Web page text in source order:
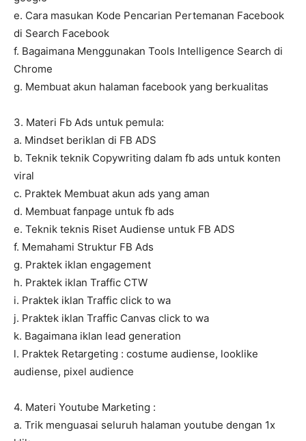
e. Cara masukan Kode Pencarian Pertemanan Facebook
di Search Facebook
f. Bagaimana Menggunakan Tools Intelligence Search di
Chrome
g. Membuat akun halaman facebook yang berkualitas
3. Materi Fb Ads untuk pemula:
a. Mindset beriklan di FB ADS
b. Teknik teknik Copywriting dalam fb ads untuk konten
viral
c. Praktek Membuat akun ads yang aman
d. Membuat fanpage untuk fb ads
e. Teknik teknis Riset Audiense untuk FB ADS
f. Memahami Struktur FB Ads
g. Praktek iklan engagement
h. Praktek iklan Traffic CTW
i. Praktek iklan Traffic click to wa
j. Praktek iklan Traffic Canvas click to wa
k. Bagaimana iklan lead generation
l. Praktek Retargeting : costume audiense, looklike
audiense, pixel audience
4. Materi Youtube Marketing :
a. Trik menguasai seluruh halaman youtube dengan 1x